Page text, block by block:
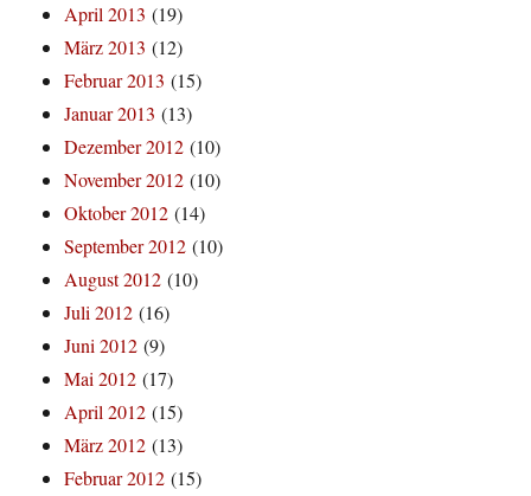
April 2013 (19)
März 2013 (12)
Februar 2013 (15)
Januar 2013 (13)
Dezember 2012 (10)
November 2012 (10)
Oktober 2012 (14)
September 2012 (10)
August 2012 (10)
Juli 2012 (16)
Juni 2012 (9)
Mai 2012 (17)
April 2012 (15)
März 2012 (13)
Februar 2012 (15)